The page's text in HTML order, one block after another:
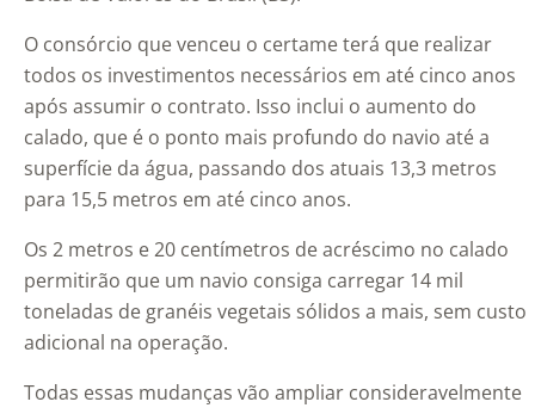
O consórcio que venceu o certame terá que realizar
todos os investimentos necessários em até cinco anos
após assumir o contrato. Isso inclui o aumento do
calado, que é o ponto mais profundo do navio até a
superfície da água, passando dos atuais 13,3 metros
para 15,5 metros em até cinco anos.
Os 2 metros e 20 centímetros de acréscimo no calado
permitirão que um navio consiga carregar 14 mil
toneladas de granéis vegetais sólidos a mais, sem custo
adicional na operação.
Todas essas mudanças vão ampliar consideravelmente